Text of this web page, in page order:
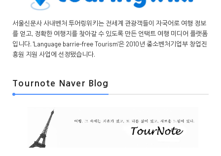
서울신문사 사내벤처 투어링위키는 전세계 관광객들이 자국어로 여행 정보
를 얻고, 정확한 여행지를 찾아갈 수 있도록 만든 언택트 여행 미디어 플랫폼
입니다. 'Language barrie-free Tourism'은 2010년 중소벤처기업부 창업진
흥원 지원 사업에 선정됐습니다.
Tournote Naver Blog